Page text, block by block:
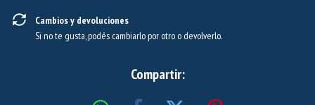
Cambios y devoluciones
Si no te gusta, podés cambiarlo por otro o devolverlo.
Compartir: